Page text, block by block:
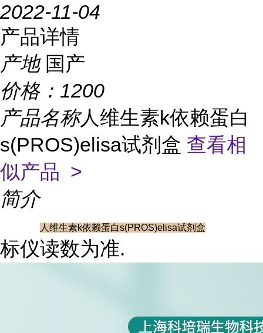
2022-11-04
产品详情
产地 国产
价格： 1200
产品名称人维生素k依赖蛋白
s(PROS)elisa试剂盒 查看相
似产品 >
简介
人维生素k依赖蛋白s(PROS)elisa试剂盒
标仪读数为准.